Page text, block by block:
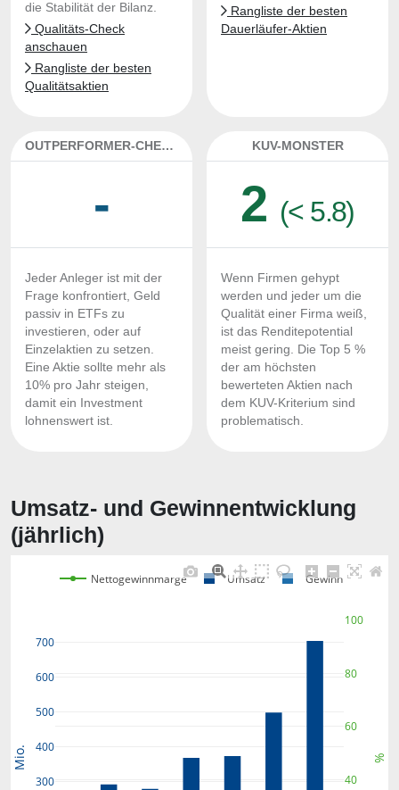
die Stabilität der Bilanz.
Qualitäts-Check
anschauen
Rangliste der besten
Qualitätsaktien
Rangliste der besten
Dauerläufer-Aktien
OUTPERFORMER-CHECK
-
Jeder Anleger ist mit der
Frage konfrontiert, Geld
passiv in ETFs zu
investieren, oder auf
Einzelaktien zu setzen.
Eine Aktie sollte mehr als
10% pro Jahr steigen,
damit ein Investment
lohnenswert ist.
KUV-MONSTER
2 (< 5.8)
Wenn Firmen gehypt
werden und jeder um die
Qualität einer Firma weiß,
ist das Renditepotential
meist gering. Die Top 5 %
der am höchsten
bewerteten Aktien nach
dem KUV-Kriterium sind
problematisch.
Umsatz- und Gewinnentwicklung
(jährlich)
300
400
500
600
700
40
60
80
100
Nettogewinnmarge Umsatz Gewinn
Mio. %